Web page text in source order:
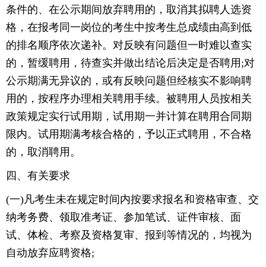
条件的、在公示期间放弃聘用的，取消其拟聘人选资
格，在报考同一岗位的考生中按考生总成绩由高到低
的排名顺序依次递补。对反映有问题但一时难以查实
的，暂缓聘用，待查实并做出结论后决定是否聘用;对
公示期满无异议的，或有反映问题但经核实不影响聘
用的，按程序办理相关聘用手续。被聘用人员按相关
政策规定实行试用期，试用期一并计算在聘用合同期
限内。试用期满考核合格的，予以正式聘用，不合格
的，取消聘用。
四、有关要求
(一)凡考生未在规定时间内按要求报名和资格审查、交
纳考务费、领取准考证、参加笔试、证件审核、面
试、体检、考察及资格复审、报到等情况的，均视为
自动放弃应聘资格;